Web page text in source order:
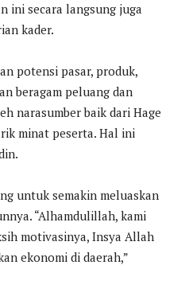
ini secara langsung juga
kader.
potensi pasar, produk,
beragam peluang dan
narasumber baik dari Hage
minat peserta. Hal ini
untuk semakin meluaskan
“Alhamdulillah, kami
motivasinya, Insya Allah
ekonomi di daerah,”